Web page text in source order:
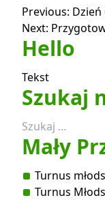
wpisu
Previous: Dzień
Next:
Hello
Tekst
Szukaj
Szukaj:
Mały
Turnus
Turnus